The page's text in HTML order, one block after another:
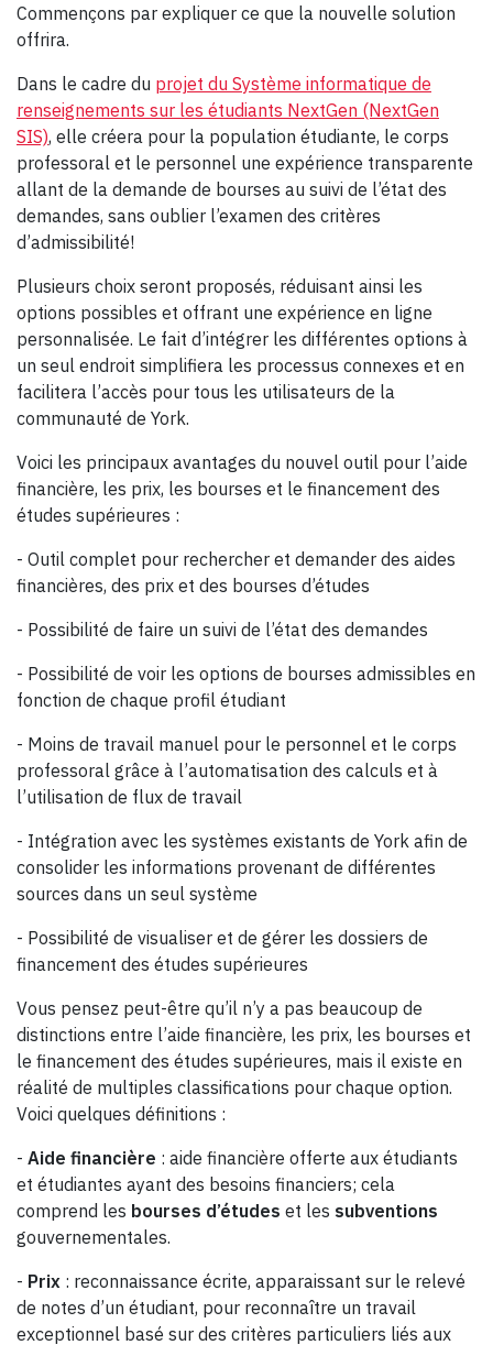
Commençons par expliquer ce que la nouvelle solution
offrira.
Dans le cadre du projet du Système informatique de
renseignements sur les étudiants NextGen (NextGen
SIS), elle créera pour la population étudiante, le corps
professoral et le personnel une expérience transparente
allant de la demande de bourses au suivi de l’état des
demandes, sans oublier l’examen des critères
d’admissibilité!
Plusieurs choix seront proposés, réduisant ainsi les
options possibles et offrant une expérience en ligne
personnalisée. Le fait d’intégrer les différentes options à
un seul endroit simplifiera les processus connexes et en
facilitera l’accès pour tous les utilisateurs de la
communauté de York.
Voici les principaux avantages du nouvel outil pour l’aide
financière, les prix, les bourses et le financement des
études supérieures :
- Outil complet pour rechercher et demander des aides
financières, des prix et des bourses d’études
- Possibilité de faire un suivi de l’état des demandes
- Possibilité de voir les options de bourses admissibles en
fonction de chaque profil étudiant
- Moins de travail manuel pour le personnel et le corps
professoral grâce à l’automatisation des calculs et à
l’utilisation de flux de travail
- Intégration avec les systèmes existants de York afin de
consolider les informations provenant de différentes
sources dans un seul système
- Possibilité de visualiser et de gérer les dossiers de
financement des études supérieures
Vous pensez peut-être qu’il n’y a pas beaucoup de
distinctions entre l’aide financière, les prix, les bourses et
le financement des études supérieures, mais il existe en
réalité de multiples classifications pour chaque option.
Voici quelques définitions :
- Aide financière : aide financière offerte aux étudiants
et étudiantes ayant des besoins financiers; cela
comprend les bourses d’études et les subventions
gouvernementales.
- Prix : reconnaissance écrite, apparaissant sur le relevé
de notes d’un étudiant, pour reconnaître un travail
exceptionnel basé sur des critères particuliers liés aux